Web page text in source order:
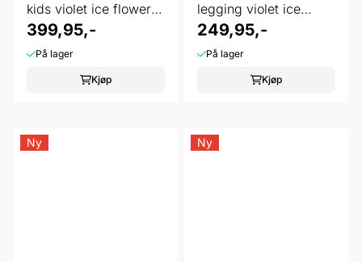
kids violet ice flowers
and ...
399,95,-
På lager
Kjøp
legging violet ice
flowers and ...
249,95,-
På lager
Kjøp
Ny Ny